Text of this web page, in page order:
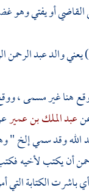
أو يفتي وهو
) يعني والد عبد الرحمن
وقع هنا غير مسمى ،
عبد الملك بن عمير
اللهوقد سمي إلخ "
أن يكتب لأخيه
الكتابة التي